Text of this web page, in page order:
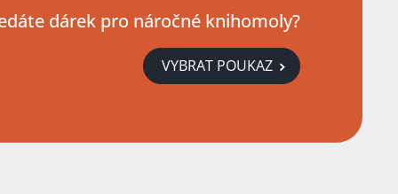
dárek pro náročné knihomoly?
VYBRAT POUKAZ